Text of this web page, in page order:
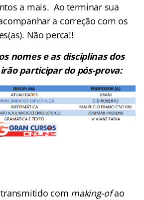
a mais. Ao terminar sua
a correção com os
Não perca!!
nomes e as disciplinas dos
participar do pós-prova:
com making-ofao